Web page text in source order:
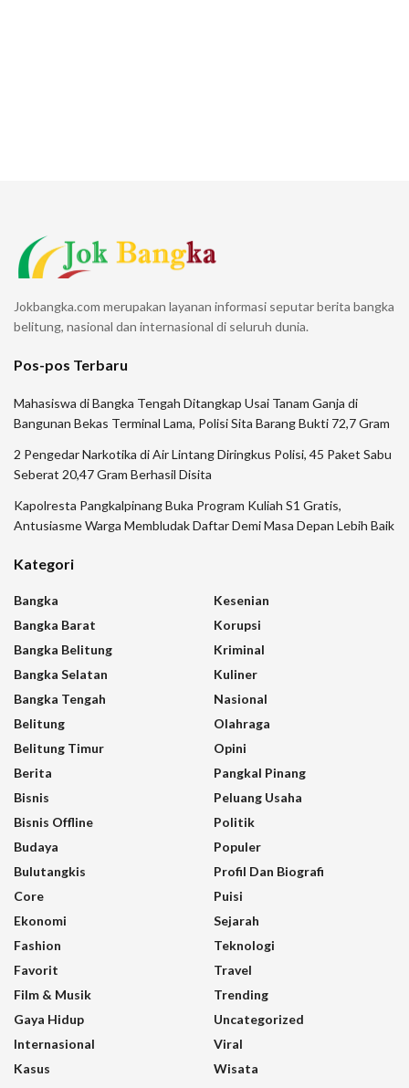
Jokbangka.com merupakan layanan informasi seputar berita bangka
belitung, nasional dan internasional di seluruh dunia.
Pos-pos Terbaru
Mahasiswa di Bangka Tengah Ditangkap Usai Tanam Ganja di
Bangunan Bekas Terminal Lama, Polisi Sita Barang Bukti 72,7 Gram
2 Pengedar Narkotika di Air Lintang Diringkus Polisi, 45 Paket Sabu
Seberat 20,47 Gram Berhasil Disita
Kapolresta Pangkalpinang Buka Program Kuliah S1 Gratis,
Antusiasme Warga Membludak Daftar Demi Masa Depan Lebih Baik
Kategori
Bangka
Bangka Barat
Bangka Belitung
Bangka Selatan
Bangka Tengah
Belitung
Belitung Timur
Berita
Bisnis
Bisnis Offline
Budaya
Bulutangkis
Core
Ekonomi
Fashion
Favorit
Film & Musik
Gaya Hidup
Internasional
Kasus
Kesenian
Korupsi
Kriminal
Kuliner
Nasional
Olahraga
Opini
Pangkal Pinang
Peluang Usaha
Politik
Populer
Profil Dan Biografi
Puisi
Sejarah
Teknologi
Travel
Trending
Uncategorized
Viral
Wisata